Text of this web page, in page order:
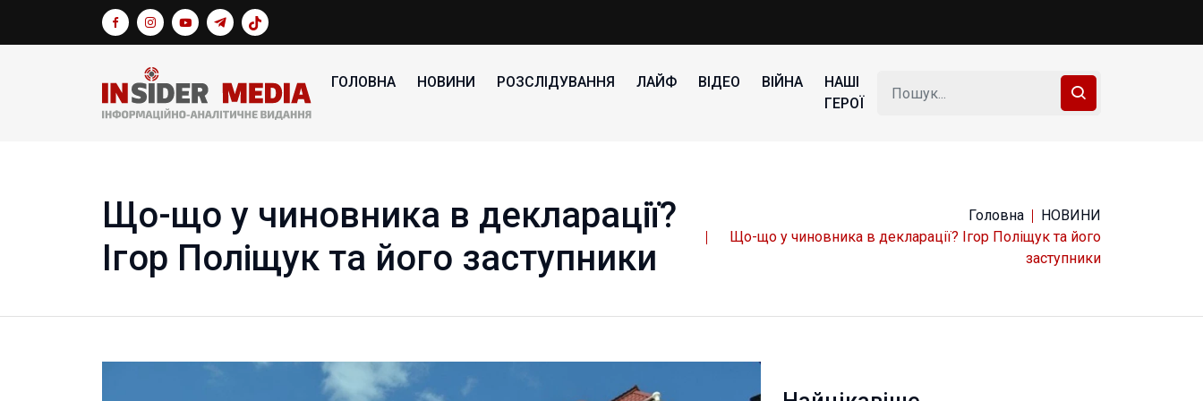
ГОЛОВНА НОВИНИ РОЗСЛІДУВАННЯ ЛАЙФ ВІДЕО ВІЙНА
НАШІ
ГЕРОЇ
Що-що у чиновника в декларації?
Ігор Поліщук та його заступники
Головна
НОВИНИ
Що-що у чиновника в декларації? Ігор Поліщук та його
заступники